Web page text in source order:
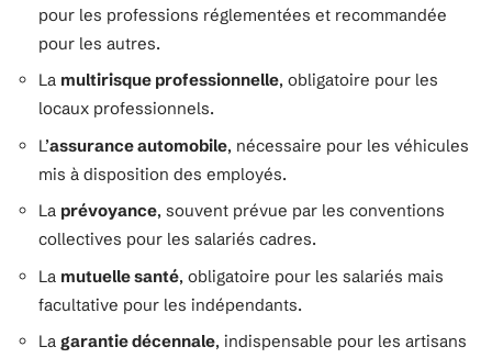
pour les professions réglementées et recommandée
pour les autres.
La multirisque professionnelle, obligatoire pour les
locaux professionnels.
L’assurance automobile, nécessaire pour les véhicules
mis à disposition des employés.
La prévoyance, souvent prévue par les conventions
collectives pour les salariés cadres.
La mutuelle santé, obligatoire pour les salariés mais
facultative pour les indépendants.
La garantie décennale, indispensable pour les artisans